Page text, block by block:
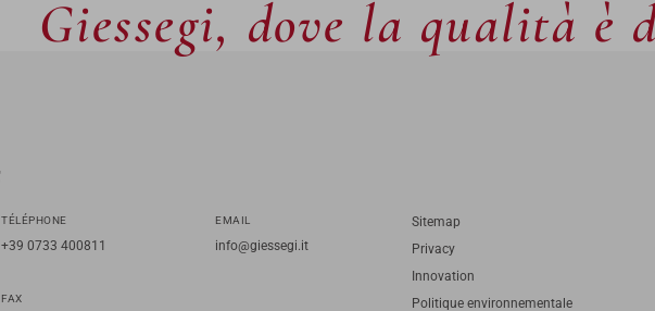
Giessegi, dove la qualità è
TÉLÉPHONE
+39 0733 400811
FAX
EMAIL
info@giessegi.it
Sitemap
Privacy
Innovation
Politique environnementale